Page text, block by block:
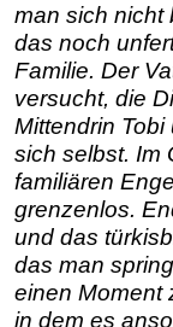
man sich nicht
das noch
Familie. Der
versucht, die
Mittendrin
sich selbst. Im
familiären
grenzenlos.
und das
das man
einen Moment
in dem es